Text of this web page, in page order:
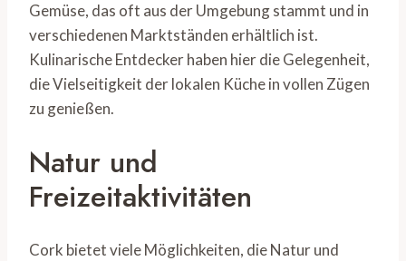
Gemüse, das oft aus der Umgebung stammt und in
verschiedenen Marktständen erhältlich ist.
Kulinarische Entdecker haben hier die Gelegenheit,
die Vielseitigkeit der lokalen Küche in vollen Zügen
zu genießen.
Natur und
Freizeitaktivitäten
Cork bietet viele Möglichkeiten, die Natur und